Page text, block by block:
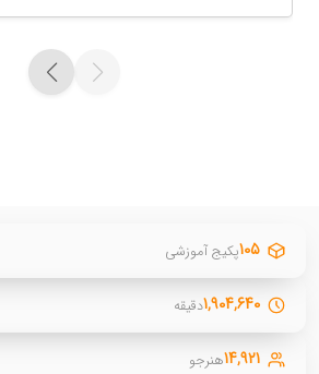
۱۰۵پکیج آموزشی
۱,۹۰۴,۶۴۰دقیقه
۱۴,۹۲۱هنرجو